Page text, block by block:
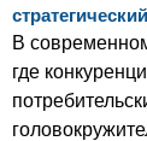
В
где